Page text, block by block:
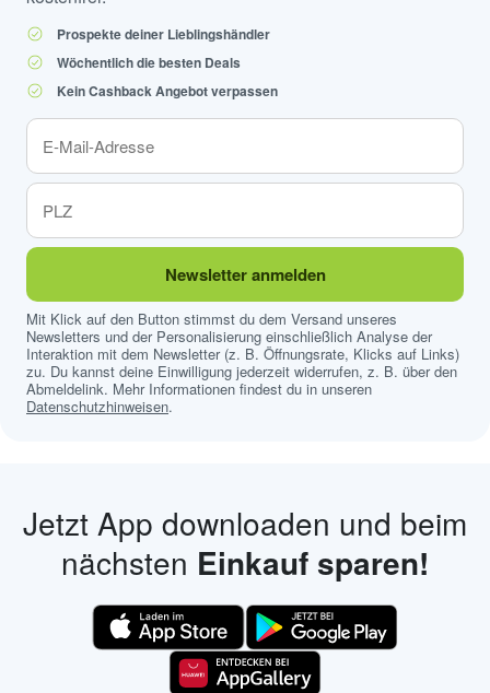
Prospekte deiner Lieblingshändler
Wöchentlich die besten Deals
Kein Cashback Angebot verpassen
Newsletter anmelden
Mit Klick auf den Button stimmst du dem Versand unseres
Newsletters und der Personalisierung einschließlich Analyse der
Interaktion mit dem Newsletter (z. B. Öffnungsrate, Klicks auf Links)
zu. Du kannst deine Einwilligung jederzeit widerrufen, z. B. über den
Abmeldelink. Mehr Informationen findest du in unseren
Datenschutzhinweisen.
Jetzt App downloaden und beim
nächsten Einkauf sparen!